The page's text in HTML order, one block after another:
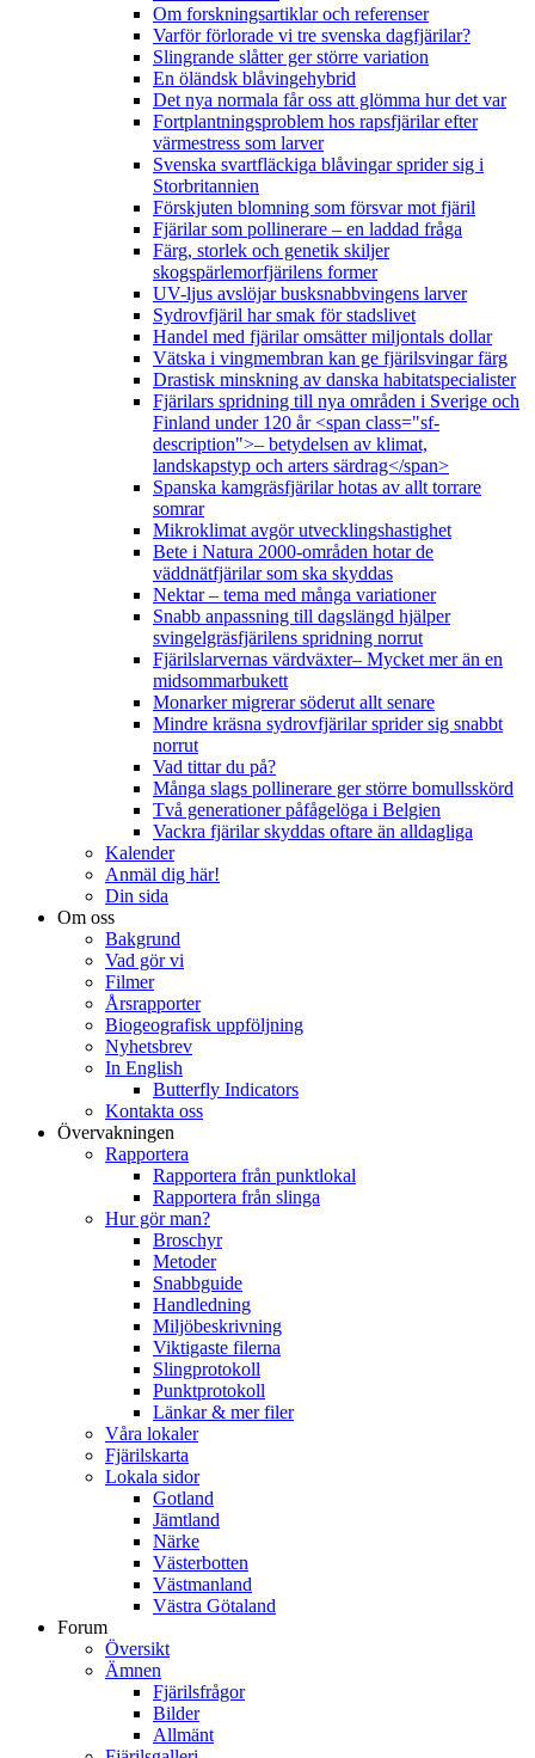
Om forskningsartiklar och referenser
Varför förlorade vi tre svenska dagfjärilar?
Slingrande slåtter ger större variation
En öländsk blåvingehybrid
Det nya normala får oss att glömma hur det var
Fortplantningsproblem hos rapsfjärilar efter
värmestress som larver
Svenska svartfläckiga blåvingar sprider sig i
Storbritannien
Förskjuten blomning som försvar mot fjäril
Fjärilar som pollinerare – en laddad fråga
Färg, storlek och genetik skiljer
skogspärlemorfjärilens former
UV-ljus avslöjar busksnabbvingens larver
Sydrovfjäril har smak för stadslivet
Handel med fjärilar omsätter miljontals dollar
Vätska i vingmembran kan ge fjärilsvingar färg
Drastisk minskning av danska habitatspecialister
Fjärilars spridning till nya områden i Sverige och
Finland under 120 år <span class="sf-
description">– betydelsen av klimat,
landskapstyp och arters särdrag</span>
Spanska kamgräsfjärilar hotas av allt torrare
somrar
Mikroklimat avgör utvecklingshastighet
Bete i Natura 2000-områden hotar de
väddnätfjärilar som ska skyddas
Nektar – tema med många variationer
Snabb anpassning till dagslängd hjälper
svingelgräsfjärilens spridning norrut
Fjärilslarvernas värdväxter– Mycket mer än en
midsommarbukett
Monarker migrerar söderut allt senare
Mindre kräsna sydrovfjärilar sprider sig snabbt
norrut
Vad tittar du på?
Många slags pollinerare ger större bomullsskörd
Två generationer påfågelöga i Belgien
Vackra fjärilar skyddas oftare än alldagliga
Kalender
Anmäl dig här!
Din sida
Om oss
Bakgrund
Vad gör vi
Filmer
Årsrapporter
Biogeografisk uppföljning
Nyhetsbrev
In English
Butterfly Indicators
Kontakta oss
Övervakningen
Rapportera
Rapportera från punktlokal
Rapportera från slinga
Hur gör man?
Broschyr
Metoder
Snabbguide
Handledning
Miljöbeskrivning
Viktigaste filerna
Slingprotokoll
Punktprotokoll
Länkar & mer filer
Våra lokaler
Fjärilskarta
Lokala sidor
Gotland
Jämtland
Närke
Västerbotten
Västmanland
Västra Götaland
Forum
Översikt
Ämnen
Fjärilsfrågor
Bilder
Allmänt